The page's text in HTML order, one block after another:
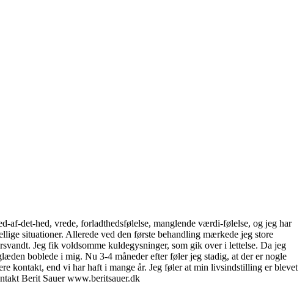
af-det-hed, vrede, forladthedsfølelse, manglende værdi-følelse, og jeg har
situationer. Allerede ved den første behandling mærkede jeg store
Jeg fik voldsomme kuldegysninger, som gik over i lettelse. Da jeg
boblede i mig. Nu 3-4 måneder efter føler jeg stadig, at der er nogle
kontakt, end vi har haft i mange år. Jeg føler at min livsindstilling er blevet
Berit Sauer www.beritsauer.dk